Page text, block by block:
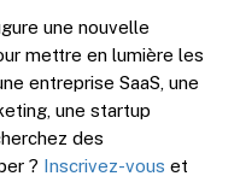
une nouvelle
mettre en lumière les
entreprise SaaS, une
une startup
des
? Inscrivez-vous et